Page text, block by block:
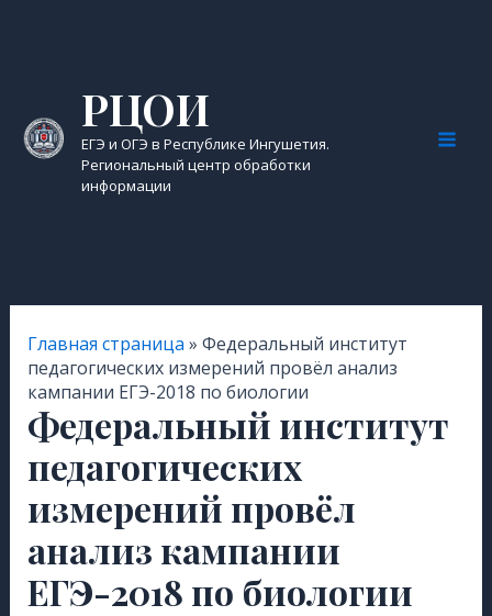
РЦОИ
ЕГЭ и ОГЭ в Республике Ингушетия.
Региональный центр обработки
информации
Главная страница » Федеральный институт
педагогических измерений провёл анализ
кампании ЕГЭ-2018 по биологии
Федеральный институт
педагогических
измерений провёл
анализ кампании
ЕГЭ-2018 по биологии